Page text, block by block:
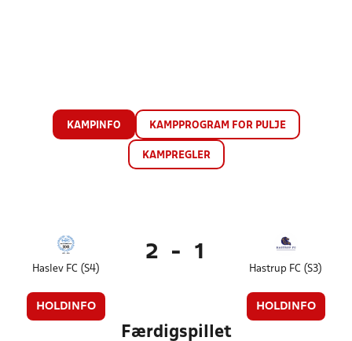
KAMPINFO KAMPPROGRAM FOR PULJE
KAMPREGLER
Haslev FC (S4)
HOLDINFO
2 - 1
Hastrup FC (S3)
HOLDINFO
Færdigspillet